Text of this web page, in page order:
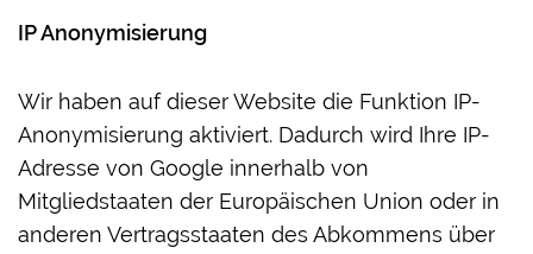
IP Anonymisierung
Wir haben auf dieser Website die Funktion IP-
Anonymisierung aktiviert. Dadurch wird Ihre IP-
Adresse von Google innerhalb von
Mitgliedstaaten der Europäischen Union oder in
anderen Vertragsstaaten des Abkommens über